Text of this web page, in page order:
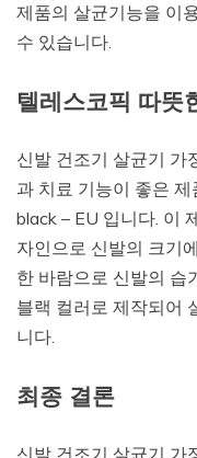
제품의 살균기능을 이
수 있습니다.
텔레스코픽 따뜻
신발 건조기 살균기 가
과 치료 기능이 좋은
black – EU 입니다. 이
자인으로 신발의 크기
한 바람으로 신발의 습
블랙 컬러로 제작되어
니다.
최종 결론
신발 건조기 살균기 가